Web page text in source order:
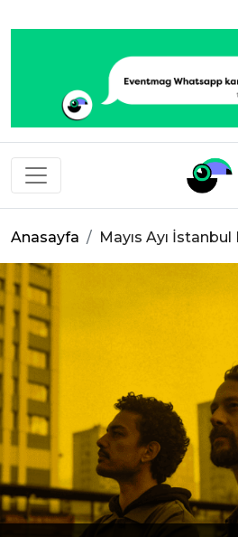
Eventmag
Anasayfa Mayıs Ayı